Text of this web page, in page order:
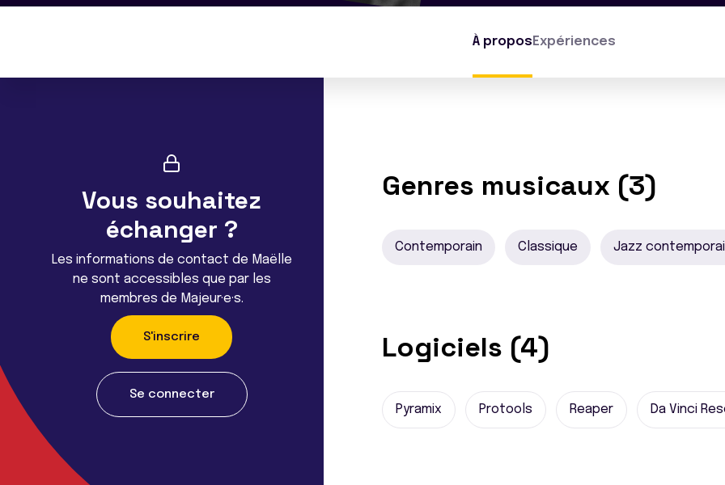
À propos Expériences
Vous souhaitez
échanger ?
Les informations de contact de Maëlle
ne sont accessibles que par les
membres de Majeur·e·s.
S'inscrire
Se connecter
Genres musicaux (3)
Contemporain Classique Jazz
Logiciels (4)
Pyramix Protools Reaper Da Vinci